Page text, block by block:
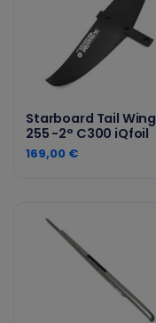
Starboard Tail Wing
255 -2° C300 iQfoil
169,00 €